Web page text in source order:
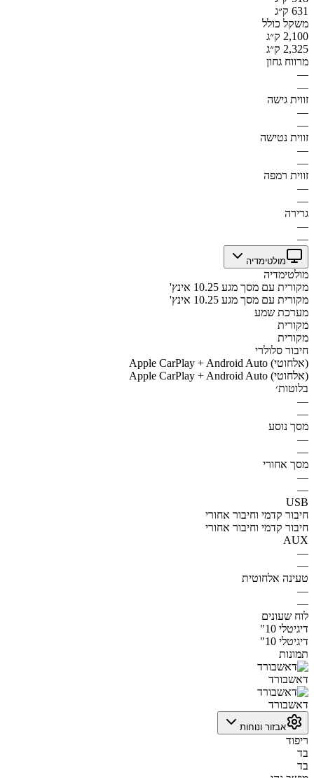
631 ק״ג
משקל כולל
2,100 ק״ג
2,325 ק״ג
מרווח גחון
—
—
זווית גישה
—
—
זווית נטישה
—
—
זווית רמפה
—
—
גרירה
—
—
מולטימדיה
מולטימדיה
מקורית עם מסך מגע 10.25 אינץ'
מקורית עם מסך מגע 10.25 אינץ'
מערכת שמע
מקורית
מקורית
חיבור סלולרי
Apple CarPlay + Android Auto (אלחוטי)
Apple CarPlay + Android Auto (אלחוטי)
בלוטות׳
—
—
מסך נוסע
—
—
מסך אחורי
—
—
USB
חיבור קדמי וחיבור אחורי
חיבור קדמי וחיבור אחורי
AUX
—
—
טעינה אלחוטית
—
—
לוח שעונים
דיגיטלי 10"
דיגיטלי 10"
תמונות
דאשבורד
דאשבורד
אבזור ונוחות
ריפוד
בד
בד